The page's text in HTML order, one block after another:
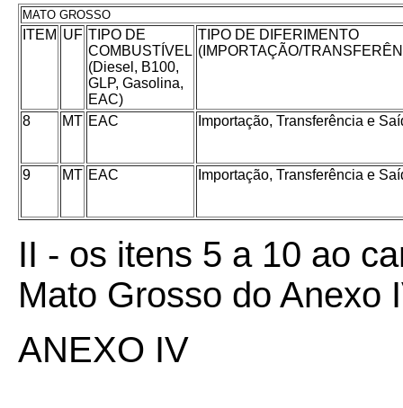
MATO GROSSO
ITEM UF TIPO DE
COMBUSTÍVEL
(Diesel, B100,
GLP, Gasolina,
EAC)
TIPO DE DIFERIMENTO
(IMPORTAÇÃO/
8 MT EAC Importação, Transferência e
9 MT EAC Importação, Transferência e
II - os itens 5 a 10 ao
Mato Grosso do Anexo
ANEXO IV